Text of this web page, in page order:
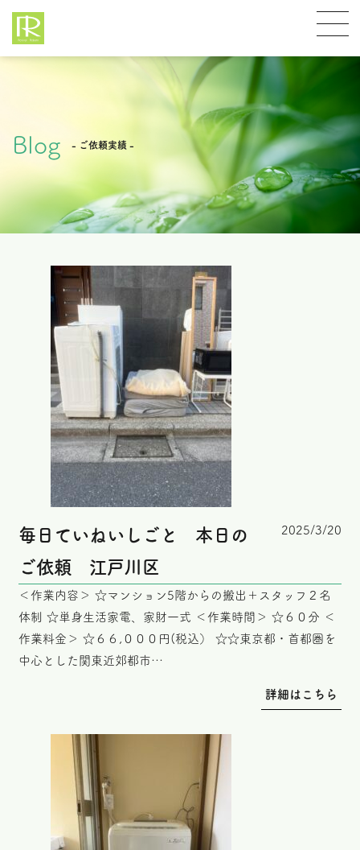
Blog - ご依頼実績 -
毎日ていねいしごと 本日の
ご依頼 江戸川区
2025/3/20
＜作業内容＞ ☆マンション5階からの搬出＋スタッフ２名
体制 ☆単身生活家電、家財一式 ＜作業時間＞ ☆６０分 ＜
作業料金＞ ☆６６,０００円(税込） ☆☆東京都・首都圏を
中心とした関東近郊都市…
詳細はこちら